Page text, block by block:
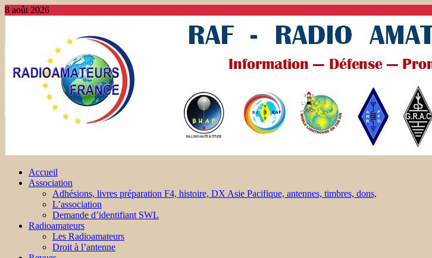
8 août 2026
Accueil
Association
Adhésions, livres préparation F4, histoire, DX Asie Pacifique, antennes, timbres, dons,
L’association
Demande d’identifiant SWL
Radioamateurs
Les Radioamateurs
Droit à l’antenne